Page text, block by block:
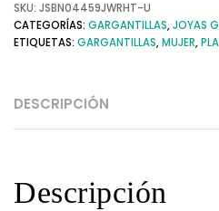
SKU: JSBN04459JWRHT-U
CATEGORÍAS: GARGANTILLAS,JOYAS
ETIQUETAS: GARGANTILLAS,MUJER,
DESCRIPCIÓN
Descripción